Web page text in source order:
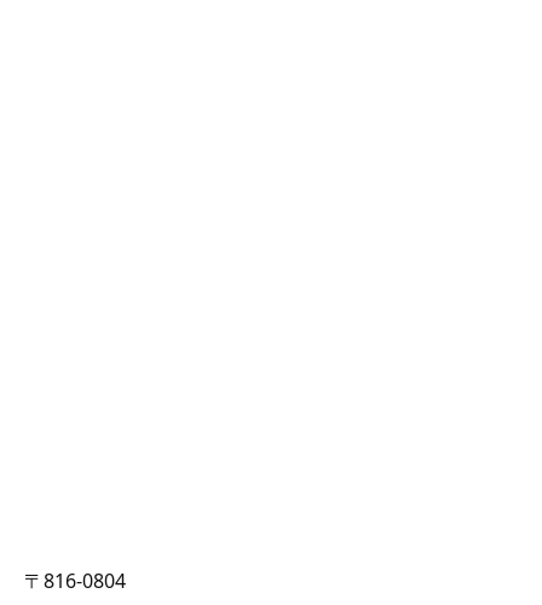
〒816-0804